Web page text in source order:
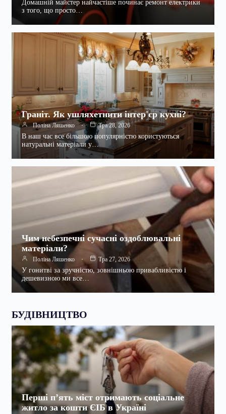
Домашній майстер найчастіше починає ремонт електрики
з того, що просто…
Граніт. Як ушляхетнити інтер'єр кухні?
Поліна Ляшенко Тра 28, 2026
В наш час все більшою популярністю користуються
натуральні матеріали у…
Чим небезпечні сучасні оздоблювальні
матеріали?
Поліна Ляшенко Тра 27, 2026
У гонитві за зручністю, зовнішньою привабливістю і
дешевизною ми все…
БУДІВНИЦТВО
Перші п’ять міст отримають соціальне
житло за кошти ЄІБ в Україні